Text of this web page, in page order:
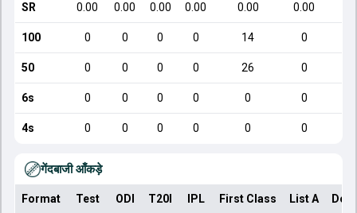
SR 0.00 0.00 0.00 0.00 0.00 0.00
100 0 0 0 0 14 0
50 0 0 0 0 26 0
6s 0 0 0 0 0 0
4s 0 0 0 0 0 0
गेंदबाजी आँकड़े
Format Test ODI T20I IPL First Class List A